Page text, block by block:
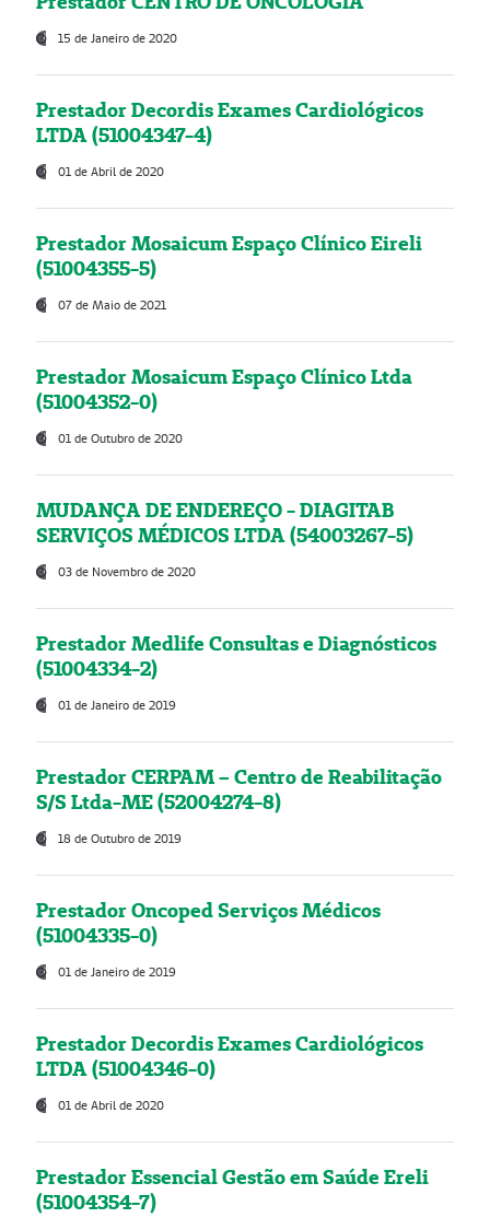
15 de Janeiro de 2020
Prestador Decordis Exames Cardiológicos
LTDA (51004347-4)
01 de Abril de 2020
Prestador Mosaicum Espaço Clínico Eireli
(51004355-5)
07 de Maio de 2021
Prestador Mosaicum Espaço Clínico Ltda
(51004352-0)
01 de Outubro de 2020
MUDANÇA DE ENDEREÇO - DIAGITAB
SERVIÇOS MÉDICOS LTDA (54003267-5)
03 de Novembro de 2020
Prestador Medlife Consultas e Diagnósticos
(51004334-2)
01 de Janeiro de 2019
Prestador CERPAM – Centro de Reabilitação
S/S Ltda-ME (52004274-8)
18 de Outubro de 2019
Prestador Oncoped Serviços Médicos
(51004335-0)
01 de Janeiro de 2019
Prestador Decordis Exames Cardiológicos
LTDA (51004346-0)
01 de Abril de 2020
Prestador Essencial Gestão em Saúde Ereli
(51004354-7)